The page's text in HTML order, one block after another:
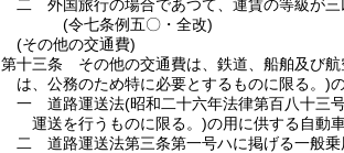
二
外国旅行の場合であつて、運賃の等級が
(令七条例五〇・全改)
(その他の交通費)
第十三条
その他の交通費は、鉄道、船舶及び
は、公務のため特に必要とするものに限る。)
一
道路運送法(昭和二十六年法律第百八十三
運送を行うものに限る。)の用に供する自動
二
道路運送法第三条第一号ハに掲げる一般